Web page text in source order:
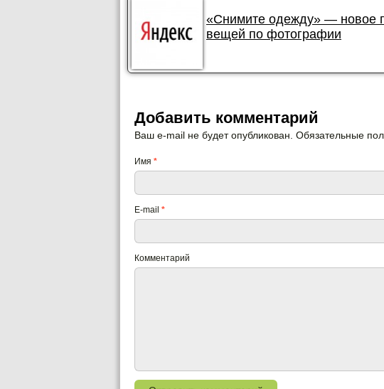
«Снимите одежду» — новое
вещей по фотографии
Добавить комментарий
Ваш e-mail не будет опубликован. Обязательные
Имя *
E-mail *
Комментарий